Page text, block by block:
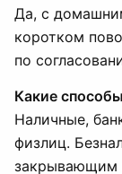
Да, с
коротком
по
Какие
Наличные,
физлиц.
закрывающим